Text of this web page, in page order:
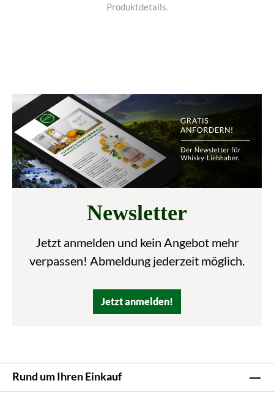
Produktdetails.
Newsletter
Jetzt anmelden und kein Angebot mehr
verpassen! Abmeldung jederzeit möglich.
Jetzt anmelden!
Rund um Ihren Einkauf